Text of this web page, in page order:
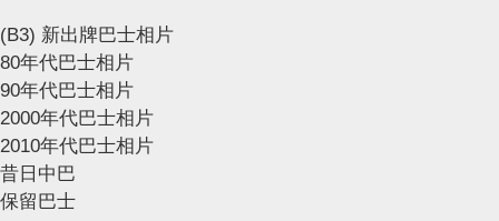
(B3) 新出牌巴士相片
80年代巴士相片
90年代巴士相片
2000年代巴士相片
2010年代巴士相片
昔日中巴
保留巴士